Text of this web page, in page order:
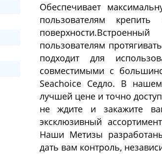
Обеспечивает
пользователям
пользователям
подходит для
совместимыми с
Seachoice Седло. В
лучшей цене и точно
не ждите и закажите
эксклюзивный
Наши Метизы
дать вам контроль,